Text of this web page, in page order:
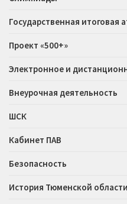
Государственная итоговая
Проект «500+»
Электронное и
Внеурочная деятельность
ШСК
Кабинет ПАВ
Безопасность
История Тюменской